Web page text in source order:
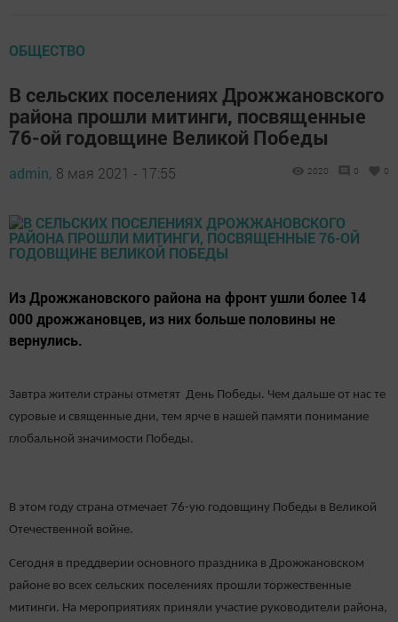
ОБЩЕСТВО
В сельских поселениях Дрожжановского
района прошли митинги, посвященные
76-ой годовщине Великой Победы
admin, 8 мая 2021 - 17:55 2020 0 0
Из Дрожжановского района на фронт ушли более 14
000 дрожжановцев, из них больше половины не
вернулись.
Завтра жители страны отметят День Победы. Чем дальше от нас те
суровые и священные дни, тем ярче в нашей памяти понимание
глобальной значимости Победы.
В этом году страна отмечает 76-ую годовщину Победы в Великой
Отечественной войне.
Сегодня в преддверии основного праздника в Дрожжановском
районе во всех сельских поселениях прошли торжественные
митинги. На мероприятиях приняли участие руководители района,